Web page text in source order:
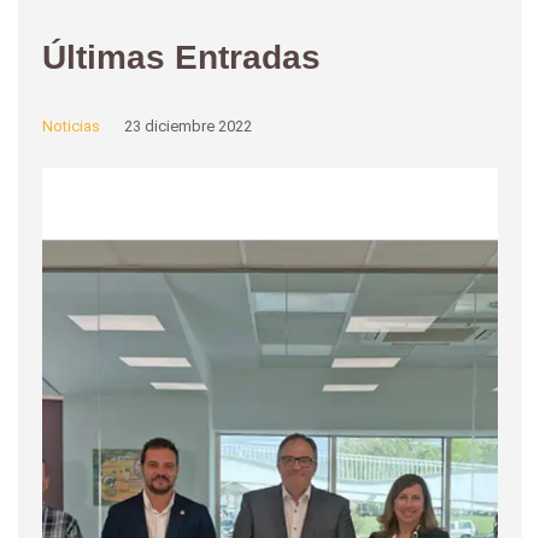
Últimas Entradas
Noticias 23 diciembre 2022